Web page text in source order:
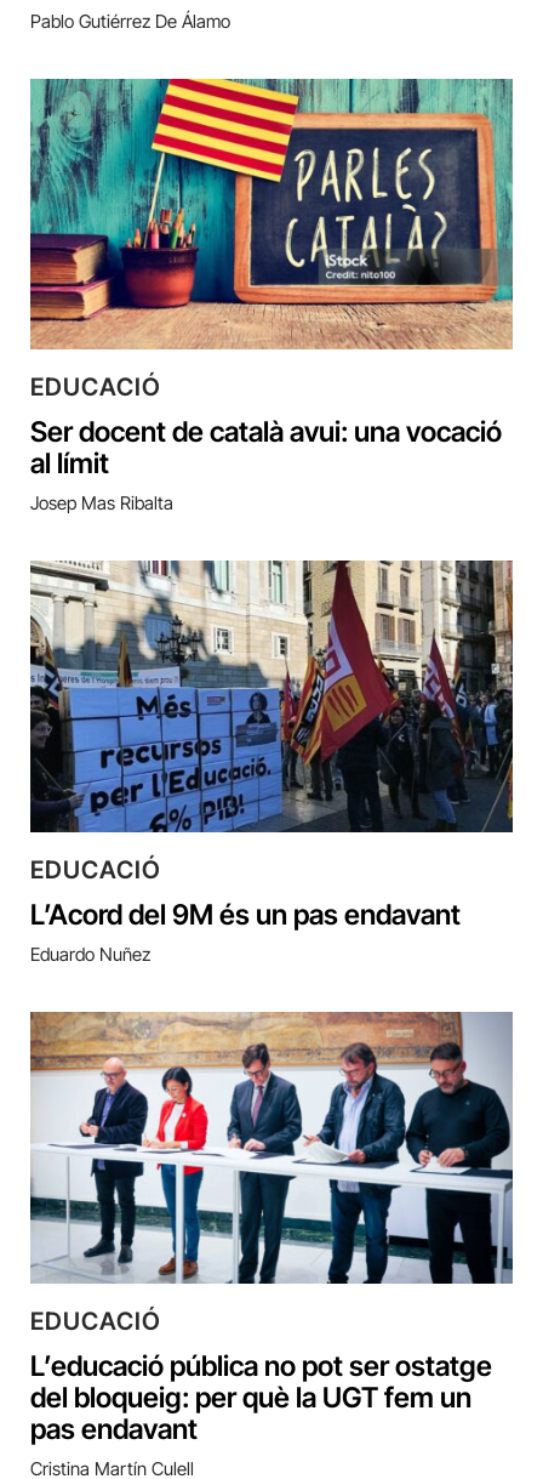
Pablo Gutiérrez De Álamo
EDUCACIÓ
Ser docent de català avui: una vocació
al límit
Josep Mas Ribalta
EDUCACIÓ
L’Acord del 9M és un pas endavant
Eduardo Nuñez
EDUCACIÓ
L’educació pública no pot ser ostatge
del bloqueig: per què la UGT fem un
pas endavant
Cristina Martín Culell